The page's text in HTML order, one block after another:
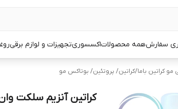
سفارشهمه محصولاتاکسسوریتجهیزات و لوازم برقی
کراتین باما/کراتین/ پروتئین/ بوتاکس مو